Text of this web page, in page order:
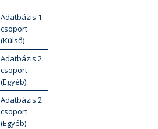
Adatbázis 1.
csoport
(Külső)
Adatbázis 2.
csoport
(Egyéb)
Adatbázis 2.
csoport
(Egyéb)